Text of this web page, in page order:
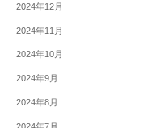
2024年12月
2024年11月
2024年10月
2024年9月
2024年8月